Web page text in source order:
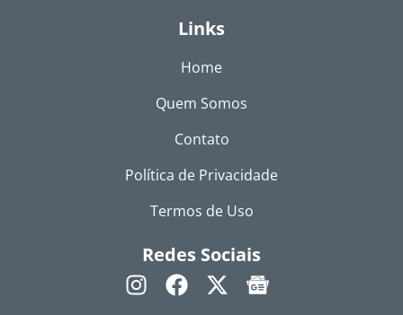
Links
Home
Quem Somos
Contato
Política de Privacidade
Termos de Uso
Redes Sociais